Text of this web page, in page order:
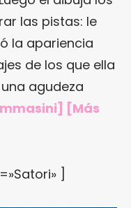
las pistas: le
la apariencia
de los que ella
agudeza
[Más
]